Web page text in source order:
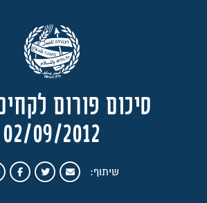
סיכום פורום
02/09/2012
שיתוף: